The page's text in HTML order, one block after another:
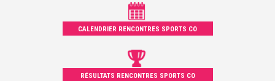
CALENDRIER RENCONTRES SPORTS CO
RÉSULTATS RENCONTRES SPORTS CO